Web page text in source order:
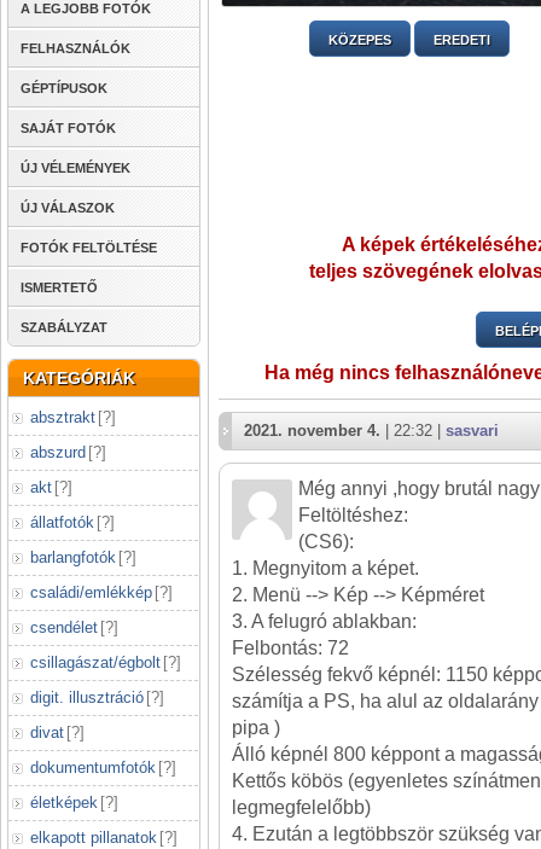
A LEGJOBB FOTÓK
FELHASZNÁLÓK
GÉPTÍPUSOK
SAJÁT FOTÓK
ÚJ VÉLEMÉNYEK
ÚJ VÁLASZOK
FOTÓK FELTÖLTÉSE
ISMERTETŐ
SZABÁLYZAT
KATEGÓRIÁK
absztrakt [?]
abszurd [?]
akt [?]
állatfotók [?]
barlangfotók [?]
családi/emlékkép [?]
csendélet [?]
csillagászat/égbolt [?]
digit. illusztráció [?]
divat [?]
dokumentumfotók [?]
életképek [?]
elkapott pillanatok [?]
KÖZEPES EREDETI
A képek
teljes szövegének
Ha még nincs
2021. november 4. | 22:32 | sasvari
Még annyi ,hogy brutál
Feltöltéshez:
(CS6):
1. Megnyitom a képet.
2. Menü --> Kép --> Képméret
3. A felugró ablakban:
Felbontás: 72
Szélesség fekvő képnél: 1150
számítja a PS, ha alul az
pipa )
Álló képnél 800 képpont a
Kettős köbös (egyenletes
legmegfelelőbb)
4. Ezután a legtöbbször szükség